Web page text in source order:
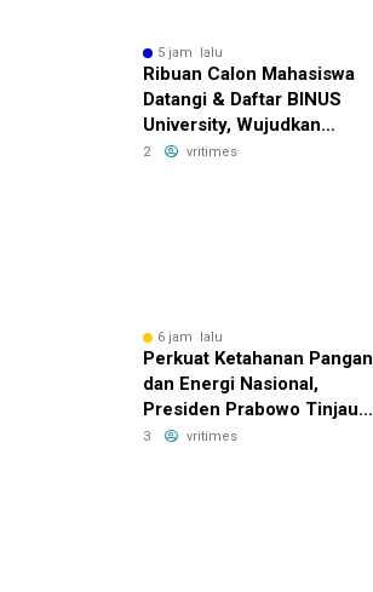
5 jam lalu
Ribuan Calon Mahasiswa
Datangi & Daftar BINUS
University, Wujudkan
Langkah Awal Menuju
2 vritimes
6 jam lalu
Perkuat Ketahanan Pangan
dan Energi Nasional,
Presiden Prabowo Tinjau
Hilirisasi Bioetanol PTPN I
3 vritimes